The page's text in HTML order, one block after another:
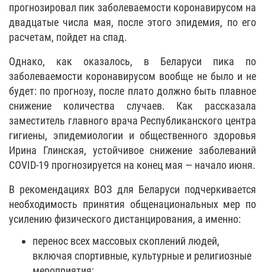
прогнозировал пик заболеваемости коронавирусом на
двадцатые числа мая, после этого эпидемия, по его
расчетам, пойдет на спад.
Однако, как оказалось, в Беларуси пика по
заболеваемости коронавирусом вообще не было и не
будет: по прогнозу, после плато должно быть плавное
снижение количества случаев. Как рассказала
заместитель главного врача Республиканского центра
гигиены, эпидемиологии и общественного здоровья
Ирина Глинская, устойчивое снижение заболеваний
COVID-19 прогнозируется на конец мая — начало июня.
В рекомендациях ВОЗ для Беларуси подчеркивается
необходимость принятия общенациональных мер по
усилению физического дистанцирования, а именно:
перенос всех массовых скоплений людей,
включая спортивные, культурные и религиозные